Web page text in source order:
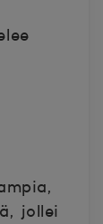
jollei